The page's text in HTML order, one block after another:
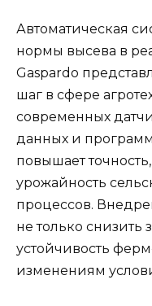
Автоматическая
нормы высева в
Gaspardo
шаг в сфере
современных
данных и
повышает
урожайность
процессов.
не только снизить
устойчивость
изменениям